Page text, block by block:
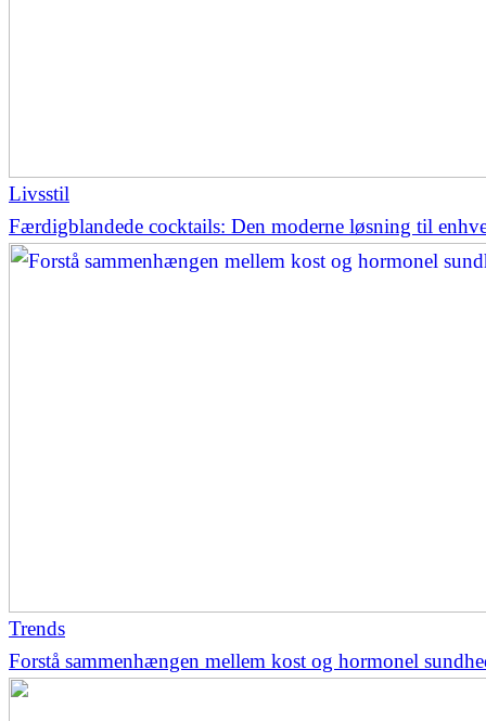
Livsstil
Færdigblandede cocktails: Den moderne løsning til
Trends
Forstå sammenhængen mellem kost og hormonel